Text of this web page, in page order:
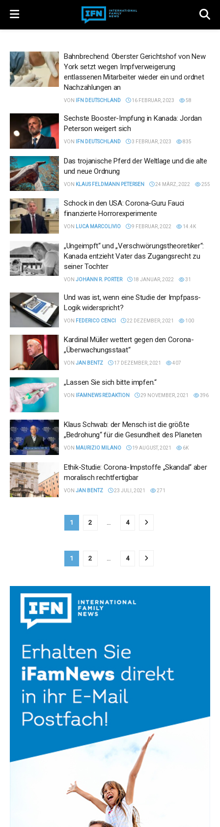
Bahnbrechend: Oberster Gerichtshof von New
York setzt wegen Impfverweigerung
entlassenen Mitarbeiter wieder ein und ordnet
Nachzahlungen an
VON IFN DEUTSCHLAND 16 FEBRUAR, 2023 58
Sechste Booster-Impfung in Kanada: Jordan
Peterson weigert sich
VON IFN DEUTSCHLAND 3 FEBRUAR, 2023 835
Das trojanische Pferd der Weltlage und die alte
und neue Ordnung
VON KLAUS FELDMANN PETERSEN 24 MÄRZ, 2022 255
Schock in den USA: Corona-Guru Fauci
finanzierte Horrorexperimente
VON LUCA MARCOLIVIO 9 FEBRUAR, 2022 14.4K
„Ungeimpft“ und „Verschwörungstheoretiker“:
Kanada entzieht Vater das Zugangsrecht zu
seiner Tochter
VON JOHANN R. PORTER 18 JANUAR, 2022 31
Und was ist, wenn eine Studie der Impfpass-
Logik widerspricht?
VON FEDERICO CENCI 22 DEZEMBER, 2021 100
Kardinal Müller wettert gegen den Corona-
„Überwachungsstaat“
VON JAN BENTZ 17 DEZEMBER, 2021 407
„Lassen Sie sich bitte impfen.“
VON IFAMNEWS REDAKTION 29 NOVEMBER, 2021 396
Klaus Schwab: der Mensch ist die größte
„Bedrohung“ für die Gesundheit des Planeten
VON MAURIZIO MILANO 19 AUGUST, 2021 6K
Ethik-Studie: Corona-Impstoffe „Skandal“ aber
moralisch rechtfertigbar
VON JAN BENTZ 23 JULI, 2021 271
1 2 … 4
1 2 … 4